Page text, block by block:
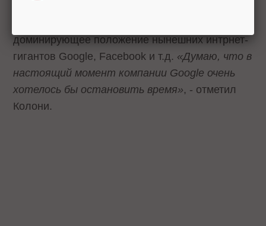
доминирующее положение нынешних интрнет-
гигантов Google, Facebook и т.д. «Думаю, что в
настоящий момент компании Google очень
хотелось бы остановить время», - отметил
Колони.